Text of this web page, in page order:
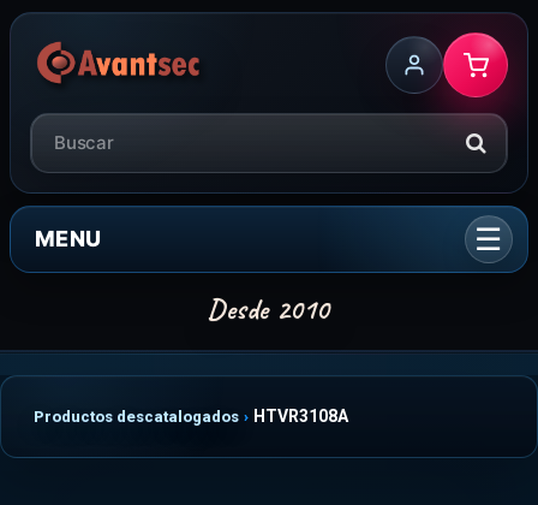
MENU
Productos descatalogados HTVR3108A